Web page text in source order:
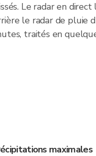
Le radar en direct
le radar de
traités en
maximales